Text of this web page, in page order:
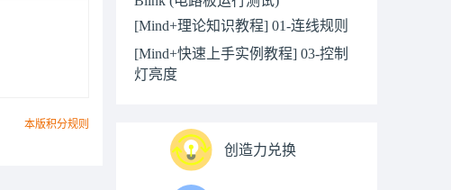
本版积分规则
[Mind+理论知识教程] 01-连线规则
[Mind+快速上手实例教程] 03-控制
灯亮度
创造力兑换